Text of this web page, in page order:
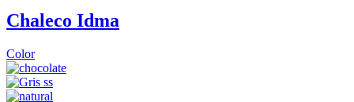
Chaleco Idma
Color